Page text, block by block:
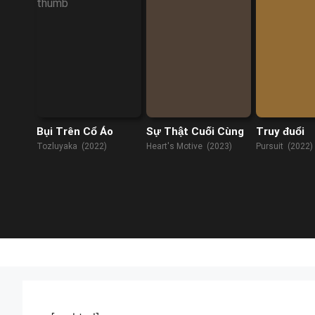
Bụi Trên Cổ Áo
Tozluyaka (2022)
Sự Thật Cuối Cùng
Heart's Motive (2023)
Truy đuổi
Pursuit (2022)